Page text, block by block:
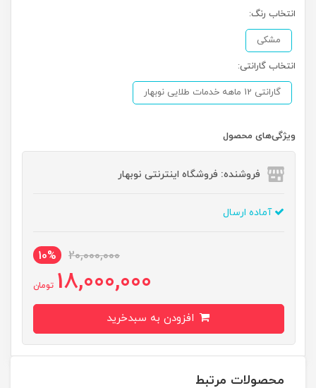
انتخاب رنگ:
مشکی
انتخاب گارانتی:
گارانتی 12 ماهه خدمات طلایی نوبهار
ویژگی‌های محصول
فروشنده: فروشگاه اینترنتی نوبهار
آماده ارسال
20,000,000
10%
18,000,000 تومان
محصولات مرتبط